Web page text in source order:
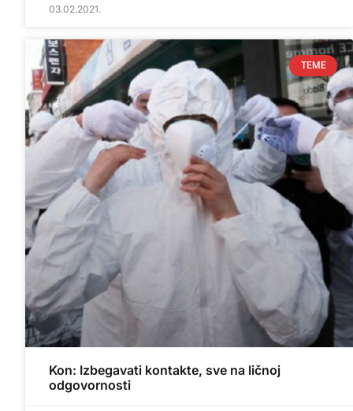
03.02.2021.
TEME
Kon: Izbegavati kontakte, sve na ličnoj
odgovornosti